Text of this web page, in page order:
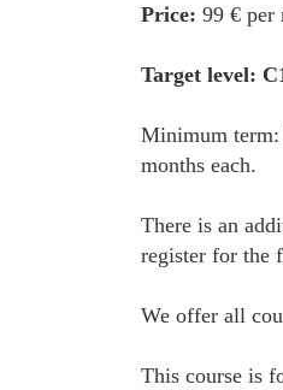
Price: 99 € per
Target level:
Minimum term:
months each.
There is an
register for the
We offer all
This course is